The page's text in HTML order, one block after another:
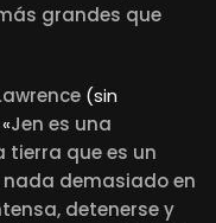
grandes que
(sin
Jen es una
tierra que es un
demasiado en
detenerse y